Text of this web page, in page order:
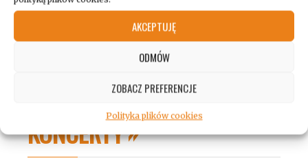
AKCEPTUJĘ
ODMÓW
ZOBACZ PREFERENCJE
Polityka plików cookies
KONCERTY